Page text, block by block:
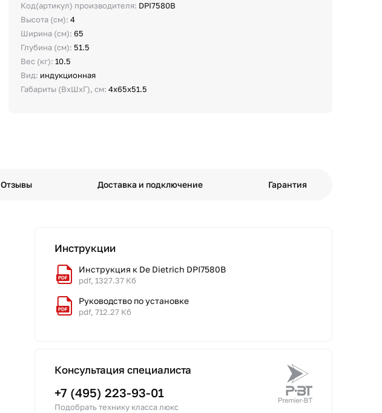
Код(артикул) производителя: DPI7580B
Высота (см):4
Ширина (см):65
Глубина (см): 51.5
Вес (кг):10.5
Вид: индукционная
Габариты (ВхШхГ), см:4х65х51.5
Отзывы Доставка и подключение Гарантия
Инструкции
Инструкция к De Dietrich DPI7580B
pdf, 1327.37 Кб
Руководство по установке
pdf, 712.27 Кб
Консультация специалиста
+7 (495) 223-93-01
Подобрать технику класса люкс